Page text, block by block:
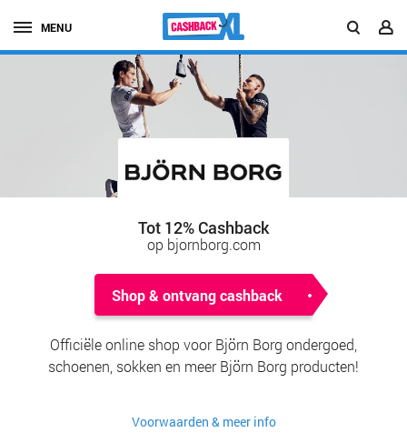
MENU
Tot 12% Cashback
op bjornborg.com
Shop & ontvang cashback
Officiële online shop voor Björn Borg ondergoed,
schoenen, sokken en meer Björn Borg producten!
Voorwaarden & meer info